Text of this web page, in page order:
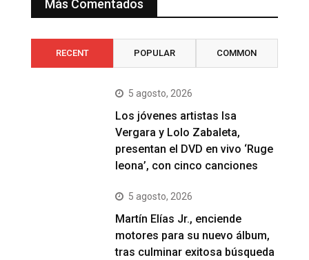
Más Comentados
RECENT POPULAR COMMON
5 agosto, 2026
Los jóvenes artistas Isa
Vergara y Lolo Zabaleta,
presentan el DVD en vivo ‘Ruge
leona’, con cinco canciones
5 agosto, 2026
Martín Elías Jr., enciende
motores para su nuevo álbum,
tras culminar exitosa búsqueda